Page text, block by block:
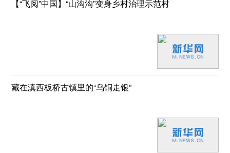
【“飞阅”中国】“山沟沟”变身乡村治理示范村
藏在滇西板桥古镇里的“乌铜走银”